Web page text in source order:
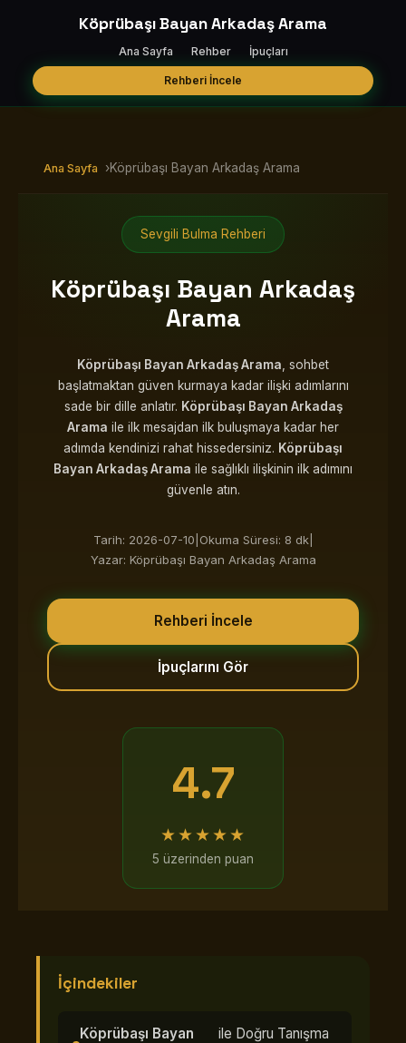
Köprübaşı Bayan Arkadaş Arama
Ana Sayfa Rehber İpuçları
Rehberi İncele
Ana Sayfa ›Köprübaşı Bayan Arkadaş Arama
Sevgili Bulma Rehberi
Köprübaşı Bayan Arkadaş
Arama
Köprübaşı Bayan Arkadaş Arama , sohbet
başlatmaktan güven kurmaya kadar ilişki adımlarını
sade bir dille anlatır. Köprübaşı Bayan Arkadaş
Arama ile ilk mesajdan ilk buluşmaya kadar her
adımda kendinizi rahat hissedersiniz. Köprübaşı
Bayan Arkadaş Arama ile sağlıklı ilişkinin ilk adımını
güvenle atın.
Tarih: 2026-07-10 Okuma Süresi: 8 dk|
Yazar: Köprübaşı Bayan Arkadaş Arama
Rehberi İncele
İpuçlarını Gör
4.7
★★★★★
5 üzerinden puan
İçindekiler
Köprübaşı Bayan
ile Doğru Tanışma